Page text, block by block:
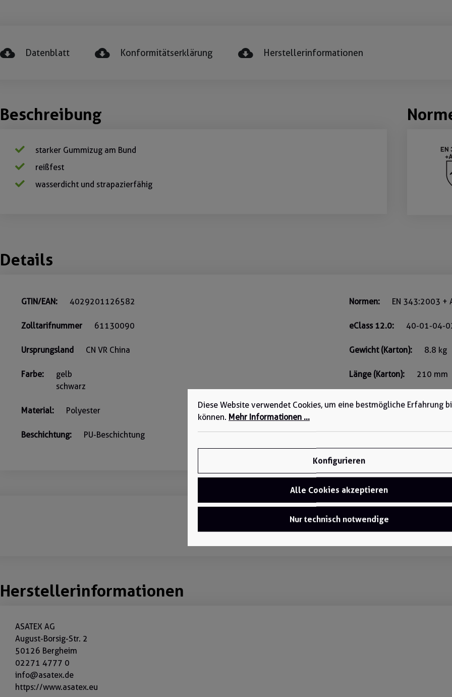
Datenblatt Konformitätserklärung Herstellerinformationen
Beschreibung
starker Gummizug am Bund
reißfest
wasserdicht und strapazierfähig
Details
GTIN/EAN: 4029201126582
Zolltarifnummer 61130090
Ursprungsland CN VR China
Farbe:
gelb
schwarz
Material: Polyester
Beschichtung: PU-Beschichtung
Normen: EN 343:2003 +
eClass 12.0: 40-01-04-
Gewicht (Karton): 8.8 kg
Länge (Karton): 210 mm
Breite (Karton): 410 mm
Herstellerinformationen
ASATEX AG
August-Borsig-Str. 2
50126 Bergheim
02271 4777 0
info@asatex.de
https://www.asatex.eu
Diese Website verwendet Cookies, um eine bestmögliche Erfahrung
können. Mehr Informationen ...
Konfigurieren
Alle Cookies akzeptieren
Nur technisch notwendige